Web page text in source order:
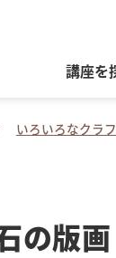
講座を
いろいろなクラ
の版画